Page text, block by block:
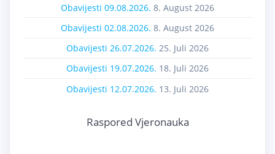
Obavijesti 09.08.2026. 8. August 2026
Obavijesti 02.08.2026. 8. August 2026
Obavijesti 26.07.2026. 25. Juli 2026
Obavijesti 19.07.2026. 18. Juli 2026
Obavijesti 12.07.2026. 13. Juli 2026
Raspored Vjeronauka